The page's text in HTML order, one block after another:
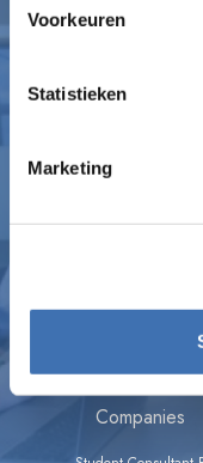
Voorkeuren
Statistieken
Marketing
Part of
Companies